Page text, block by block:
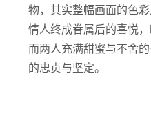
物，其实整幅画面的色
情人终成眷属后的喜悦
而两人充满甜蜜与不舍
的忠贞与坚定。